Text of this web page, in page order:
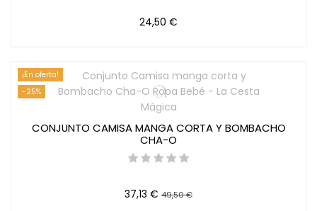
24,50 €
¡En oferta!
-25%
CONJUNTO CAMISA MANGA CORTA Y BOMBACHO
CHA-O
37,13 € 49,50 €